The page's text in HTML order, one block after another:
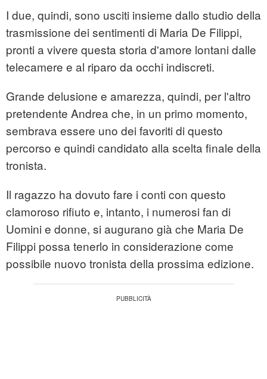
I due, quindi, sono usciti insieme dallo studio della
trasmissione dei sentimenti di Maria De Filippi,
pronti a vivere questa storia d'amore lontani dalle
telecamere e al riparo da occhi indiscreti.
Grande delusione e amarezza, quindi, per l'altro
pretendente Andrea che, in un primo momento,
sembrava essere uno dei favoriti di questo
percorso e quindi candidato alla scelta finale della
tronista.
Il ragazzo ha dovuto fare i conti con questo
clamoroso rifiuto e, intanto, i numerosi fan di
Uomini e donne, si augurano già che Maria De
Filippi possa tenerlo in considerazione come
possibile nuovo tronista della prossima edizione.